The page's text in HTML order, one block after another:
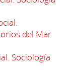
del Mar
Sociología